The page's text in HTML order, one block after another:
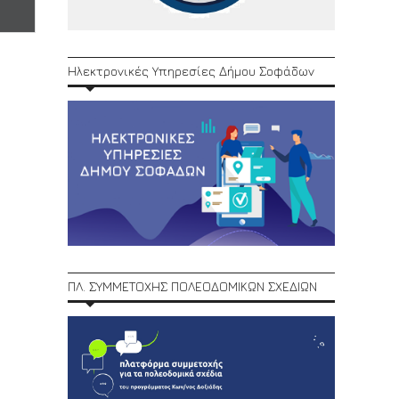
Ηλεκτρονικές Υπηρεσίες Δήμου Σοφάδων
ΠΛ. ΣΥΜΜΕΤΟΧΗΣ ΠΟΛΕΟΔΟΜΙΚΩΝ ΣΧΕΔΙΩΝ